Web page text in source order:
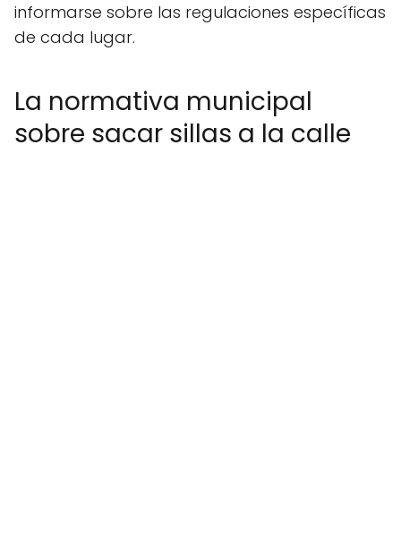
informarse sobre las regulaciones específicas
de cada lugar.
La normativa municipal
sobre sacar sillas a la calle